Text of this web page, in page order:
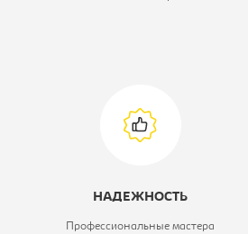
НАДЕЖНОСТЬ
Профессиональные мастера